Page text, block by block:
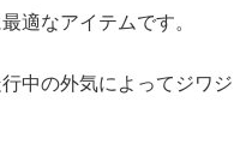
適なアイテムです。
中の外気によってジワジ